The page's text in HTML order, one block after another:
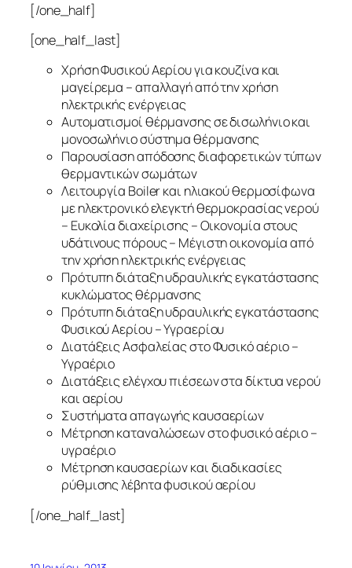
[/one_half]
[one_half_last]
Χρήση Φυσικού Αερίου για κουζίνα και
μαγείρεμα – απαλλαγή από την χρήση
ηλεκτρικής ενέργειας
Αυτοματισμοί θέρμανσης σε δισωλήνιο και
μονοσωλήνιο σύστημα θέρμανσης
Παρουσίαση απόδοσης διαφορετικών τύπων
θερμαντικών σωμάτων
Λειτουργία Boiler και ηλιακού θερμοσίφωνα
με ηλεκτρονικό ελεγκτή θερμοκρασίας νερού
– Ευκολία διαχείρισης – Οικονομία στους
υδάτινους πόρους – Μέγιστη οικονομία από
την χρήση ηλεκτρικής ενέργειας
Πρότυπη διάταξη υδραυλικής εγκατάστασης
κυκλώματος θέρμανσης
Πρότυπη διάταξη υδραυλικής εγκατάστασης
Φυσικού Αερίου – Υγραερίου
Διατάξεις Ασφαλείας στο Φυσικό αέριο –
Υγραέριο
Διατάξεις ελέγχου πιέσεων στα δίκτυα νερού
και αερίου
Συστήματα απαγωγής καυσαερίων
Μέτρηση καταναλώσεων στο φυσικό αέριο –
υγραέριο
Μέτρηση καυσαερίων και διαδικασίες
ρύθμισης λέβητα φυσικού αερίου
[/one_half_last]